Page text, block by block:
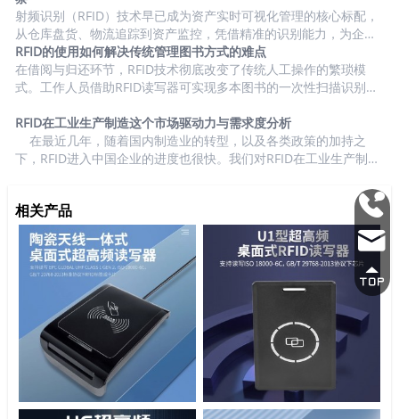
识别管理等。 1、市场驱动力与需求度分析 2、终端用户汇总盘点
因本章节聚焦于UHF RFID，所以，我们主要盘点市场上UHF RFID
在动物领域的终端客户， 猪肉养殖...
射频识别（RFID）技术早已成为资产实时可视化管理的核心标配，
从仓库盘货、物流追踪到资产监控，凭借精准的识别能力，为企业
实时掌控资产动态提供了可靠支撑。然而，随着应用场景的持续拓
展与部署规模的扩大，标签读取次数动辄达到数十亿级，海量原始
数据随之产生，往往让企业陷入“数据过载” 的困境 —— 信息繁杂零
来不止于数据采集本身，而在于数据背后隐藏的商业洞察。这正是
人工智能（AI）的核心价值所在：它能将 “标签被读取” 这类基础识
别事件，...
RFID的使用如何解决传统管理图书方式的难点
在借阅与归还环节，RFID技术彻底改变了传统人工操作的繁琐模
式。工作人员借助RFID读写器可实现多本图书的一次性扫描识别，
借还操作，整个过程仅需数十秒。归还时，读写器可快速读取图书
信息并关联馆藏位置，配合智能分拣系统还能自动完成图书的分类
整理，大幅缩短单本图书处理时间，有效缓解高峰期排队拥堵问
对于图书盘点与馆藏管理，RFID技术让高效精准盘点成为可能。工
作人员手持便携式R...
RFID在工业生产制造这个市场驱动力与需求度分析
在最近几年，随着国内制造业的转型，以及各类政策的加持之
下，RFID进入中国企业的进度也很快。我们对RFID在工业生产制造
汽车生产、手机等电子产品、家电、光伏、锂电等行业的应用比较
集中 3、市场潜力与渗透率 中国工业生产制造市场RFID标签渗透
率分析 基于市场渗透率信息，我们对中国工业生产制造市场RFID
标签出货量数据评估...
相关产品
2692
3337